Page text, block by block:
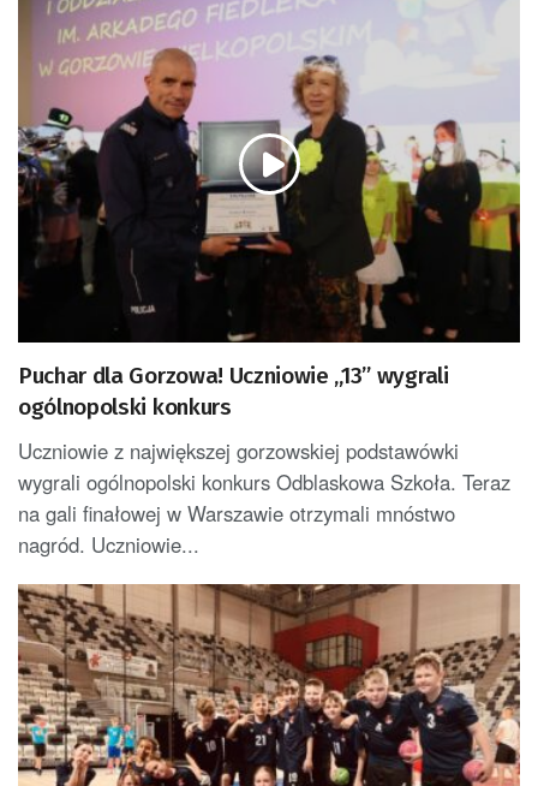
Puchar dla Gorzowa! Uczniowie „13” wygrali
ogólnopolski konkurs
Uczniowie z największej gorzowskiej podstawówki
wygrali ogólnopolski konkurs Odblaskowa Szkoła. Teraz
na gali finałowej w Warszawie otrzymali mnóstwo
nagród. Uczniowie...